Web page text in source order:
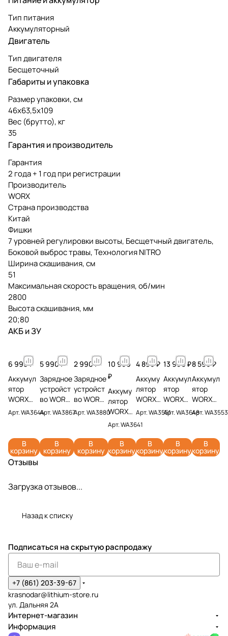
Тип питания
Аккумуляторный
Двигатель
Тип двигателя
Бесщеточный
Габариты и упаковка
Размер упаковки, см
46х63,5х109
Вес (брутто), кг
35
Гарантия и производитель
Гарантия
2 года + 1 год при регистрации
Производитель
WORX
Страна производства
Китай
Фишки
7 уровней регулировки высоты, Бесщетчный двигатель,
Боковой выброс травы, Технология NITRO
Ширина скашивания, см
51
Максимальная скорость вращения, об/мин
2800
Высота скашивания, мм
20;80
АКБ и ЗУ
6 990 ₽
Аккумул
ятор
WORX
WA3644
PRO 20V
Арт.WA3644
В
корзину
5 990 ₽
Зарядное
устройст
во WORX
WA3867
20V 6А
Арт.WA3867
В
корзину
2 990 ₽
Зарядное
устройст
во WORX
WA3880
20V 2А
Арт.WA3880
В
корзину
10 990
₽
Аккуму
лятор
WORX
WA3641
20V 6Ач
Арт.WA3641
В
корзину
4 890 ₽
Аккуму
лятор
WORX
WA3551
20V 2Ач
Арт.WA3551
В
корзину
13 990 ₽
Аккумул
ятор
WORX
WA3648
20V 8Ач
Арт.WA3648
В
корзину
8 590 ₽
Аккумул
ятор
WORX
WA3553
20V 4Ач
Арт.WA3553
В
корзину
Отзывы
Загрузка отзывов...
Назад к списку
Подписаться на скрытую распродажу
+7 (861) 203-39-67
krasnodar@lithium-store.ru
ул. Дальняя 2А
Интернет-магазин
Информация